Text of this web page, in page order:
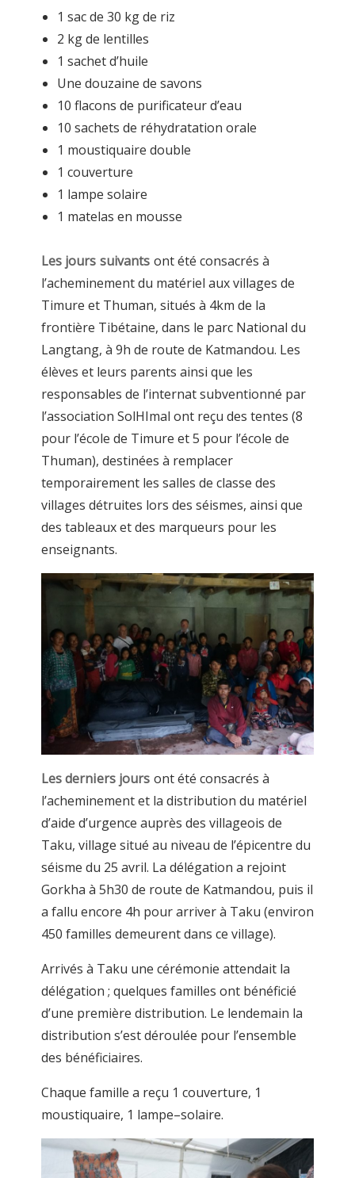
1 sac de 30 kg de riz
2 kg de lentilles
1 sachet d’huile
Une douzaine de savons
10 flacons de purificateur d’eau
10 sachets de réhydratation orale
1 moustiquaire double
1 couverture
1 lampe solaire
1 matelas en mousse
Les jours suivants ont été consacrés à
l’acheminement du matériel aux villages de
Timure et Thuman, situés à 4km de la
frontière Tibétaine, dans le parc National du
Langtang, à 9h de route de Katmandou. Les
élèves et leurs parents ainsi que les
responsables de l’internat subventionné par
l’association SolHImal ont reçu des tentes (8
pour l’école de Timure et 5 pour l’école de
Thuman), destinées à remplacer
temporairement les salles de classe des
villages détruites lors des séismes, ainsi que
des tableaux et des marqueurs pour les
enseignants.
Les derniers jours ont été consacrés à
l’acheminement et la distribution du matériel
d’aide d’urgence auprès des villageois de
Taku, village situé au niveau de l’épicentre du
séisme du 25 avril. La délégation a rejoint
Gorkha à 5h30 de route de Katmandou, puis il
a fallu encore 4h pour arriver à Taku (environ
450 familles demeurent dans ce village).
Arrivés à Taku une cérémonie attendait la
délégation ; quelques familles ont bénéficié
d’une première distribution. Le lendemain la
distribution s’est déroulée pour l’ensemble
des bénéficiaires.
Chaque famille a reçu 1 couverture, 1
moustiquaire, 1 lampe–solaire.